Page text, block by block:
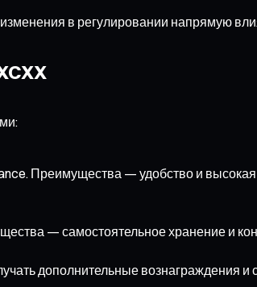
в регулировании напрямую
Преимущества — удобство и
— самостоятельное хранение и
дополнительные вознаграждения и